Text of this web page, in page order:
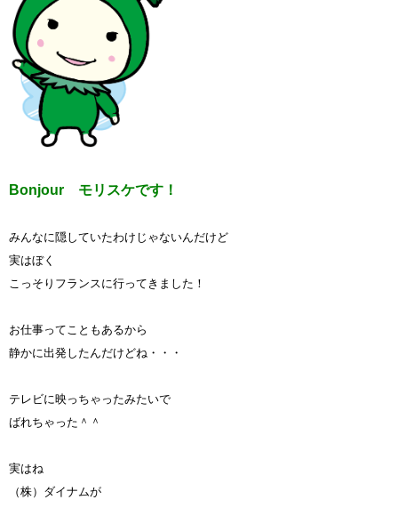
Bonjour モリスケです！
みんなに隠していたわけじゃないんだけど
実はぼく
こっそりフランスに行ってきました！
お仕事ってこともあるから
静かに出発したんだけどね・・・
テレビに映っちゃったみたいで
ばれちゃった＾＾
実はね
（株）ダイナムが